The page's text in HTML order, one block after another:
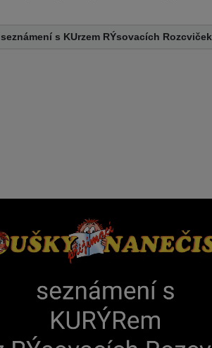
seznámení s KUrzem RÝsovacích Rozcviček